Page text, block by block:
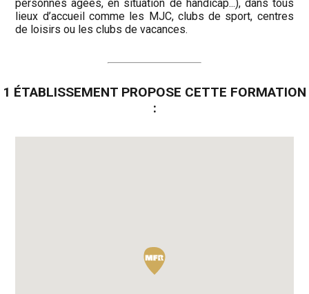
personnes âgées, en situation de handicap...), dans tous
lieux d’accueil comme les MJC, clubs de sport, centres
de loisirs ou les clubs de vacances.
1 ÉTABLISSEMENT PROPOSE CETTE FORMATION
: